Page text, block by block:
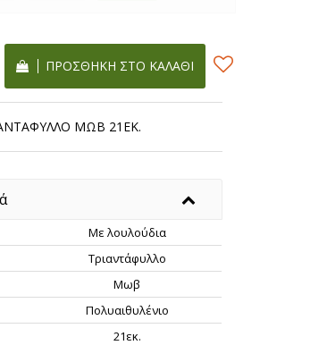
ΠΡΟΣΘΉΚΗ ΣΤΟ ΚΑΛΆΘΙ
ΜΩΒ 21ΕΚ.
Με λουλούδια
Τριαντάφυλλο
Μωβ
Πολυαιθυλένιο
21εκ.